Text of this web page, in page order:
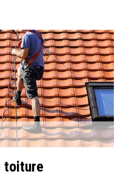
toiture